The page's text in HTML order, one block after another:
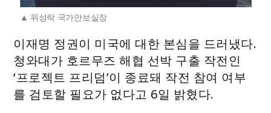
위성락 국가안보실장
이재명 정권이 미국에 대한 본심을 드러냈다.
청와대가 호르무즈 해협 선박 구출 작전인
‘프로젝트 프리덤’이 종료돼 작전 참여 여부
를 검토할 필요가 없다고 6일 밝혔다.